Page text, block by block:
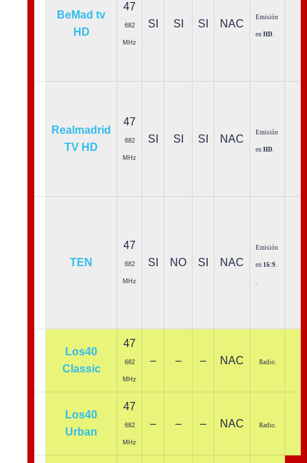
BeMad tv
HD
47
682
MHz
SI SI SI NAC
Emisión
en HD
Realmadrid
TV HD
47
682
MHz
SI SI SI NAC
Emisión
en HD
TEN
47
682
MHz
SI NO SI NAC
Emisión
en 16:9
Los40
Classic
47
682
MHz
– – – NAC Radio.
Los40
Urban
47
682
MHz
– – – NAC Radio.